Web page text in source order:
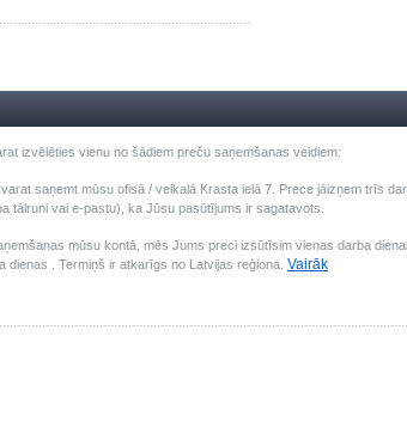
izvēlēties vienu no šādiem preču saņemšanas veidiem:
saņemt mūsu ofisā / veikalā Krasta ielā 7. Prece jāizņem trīs
tālruni vai e-pastu), ka Jūsu pasūtījums ir sagatavots.
mūsu kontā, mēs Jums preci izsūtīsim vienas darba
dienas . Termiņš ir atkarīgs no Latvijas reģiona. Vairāk